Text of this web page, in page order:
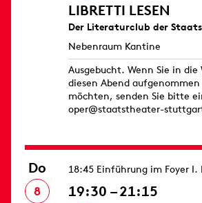
LIBRETTI LESEN
Der Literaturclub der
Nebenraum Kantine
Ausgebucht. Wenn Sie in
diesen Abend
möchten, senden Sie bitte
oper@staatstheater-
Do
8
18:45 Einführung im Foyer I.
19:30 – 21:15